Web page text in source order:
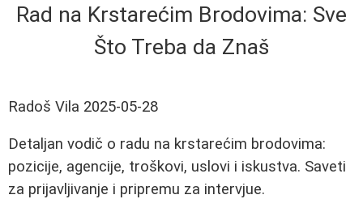
Rad na Krstarećim Brodovima: Sve
Što Treba da Znaš
Radoš Vila 2025-05-28
Detaljan vodič o radu na krstarećim brodovima:
pozicije, agencije, troškovi, uslovi i iskustva. Saveti
za prijavljivanje i pripremu za intervjue.